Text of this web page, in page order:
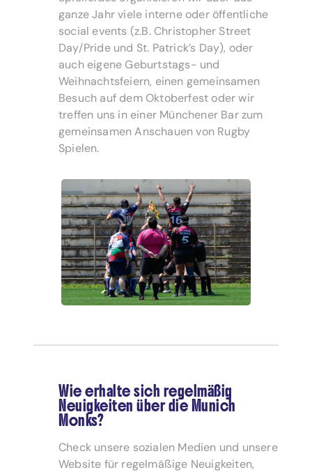
ganze Jahr viele interne oder öffentliche
social events (z.B. Christopher Street
Day/Pride und St. Patrick’s Day), oder
auch eigene Geburtstags- und
Weihnachtsfeiern, einen gemeinsamen
Besuch auf dem Oktoberfest oder wir
treffen uns in einer Münchener Bar zum
gemeinsamen Anschauen von Rugby
Spielen.
Wie erhalte sich regelmäßig
Neuigkeiten über die Munich
Monks?
Check unsere sozialen Medien und unsere
Website für regelmäßige Neuigkeiten,